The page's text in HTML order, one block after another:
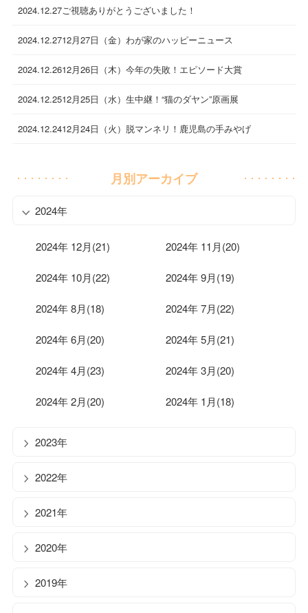
2024.12.27ご視聴ありがとうございました！
2024.12.2712月27日（金）わが家のハッピーニュース
2024.12.2612月26日（木）今年の失敗！エピソード大賞
2024.12.2512月25日（水）生中継！“猫のダヤン”原画展
2024.12.2412月24日（火）脱マンネリ！鹿児島の手みやげ
月別アーカイブ
2024年
2024年 12月(21) 2024年 11月(20)
2024年 10月(22) 2024年 9月(19)
2024年 8月(18) 2024年 7月(22)
2024年 6月(20) 2024年 5月(21)
2024年 4月(23) 2024年 3月(20)
2024年 2月(20) 2024年 1月(18)
2023年
2022年
2021年
2020年
2019年